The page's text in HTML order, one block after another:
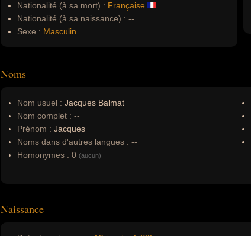
Nationalité (à sa mort) : Française
Nationalité (à sa naissance) : --
Sexe : Masculin
Noms
Nom usuel : Jacques Balmat
Nom complet : --
Prénom : Jacques
Noms dans d'autres langues : --
Homonymes : 0 (aucun)
Naissance